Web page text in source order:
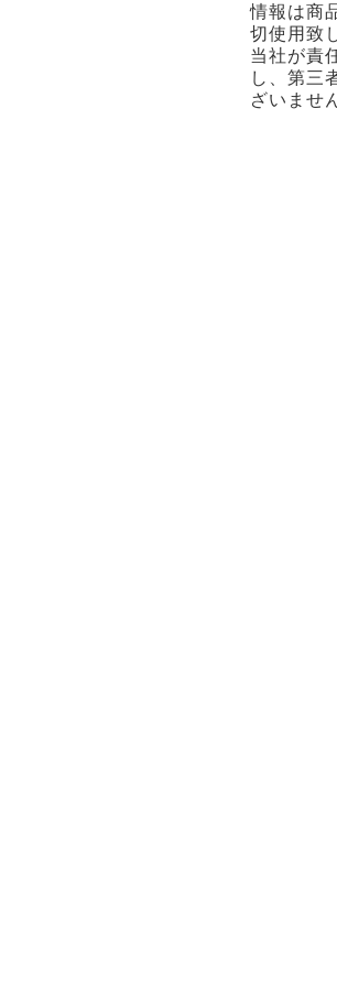
情報は商
切使用致
当社が責
し、第三
ざいませ